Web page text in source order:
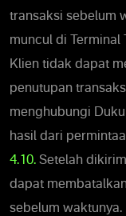
transaksi sebelum
muncul di Terminal
Klien tidak dapat
penutupan
menghubungi
hasil dari
4.10. Setelah
dapat
sebelum waktunya.